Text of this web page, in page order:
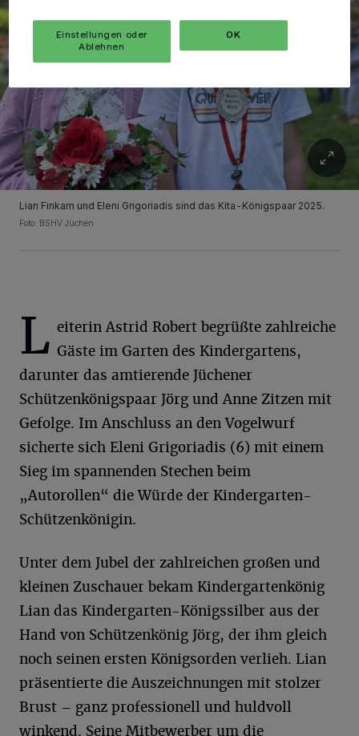
Lian Finkam und Eleni Grigoriadis sind das Kita-Königspaar 2025.
Foto: BSHV Jüchen
L eiterin Astrid Robert begrüßte zahlreiche
Gäste im Garten des Kindergartens,
darunter das amtierende Jüchener
Schützenkönigspaar Jörg und Anne Zitzen mit
Gefolge. Im Anschluss an den Vogelwurf
sicherte sich Eleni Grigoriadis (6) mit einem
Sieg im spannenden Stechen beim
„Autorollen“ die Würde der Kindergarten-
Schützenkönigin.
Unter dem Jubel der zahlreichen großen und
kleinen Zuschauer bekam Kindergartenkönig
Lian das Kindergarten-Königssilber aus der
Hand von Schützenkönig Jörg, der ihm gleich
noch seinen ersten Königsorden verlieh. Lian
präsentierte die Auszeichnungen mit stolzer
Brust – ganz professionell und huldvoll
winkend. Seine Mitbewerber um die
Einstellungen oder
Ablehnen
OK